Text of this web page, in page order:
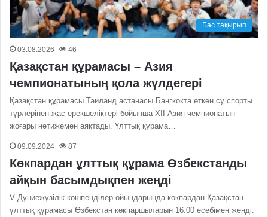
Бас тақырып
03.08.2026 46
Қазақстан құрамасы – Азия
чемпионатының қола жүлдегері
Қазақстан құрамасы Таиланд астанасы Бангкокта өткен су спорты
түрлерінен жас ерекшеліктері бойынша XII Азия чемпионатын
жоғары нәтижемен аяқтады. Ұлттық құрама…
09.09.2024 87
Көкпардан ұлттық құрама Өзбекстанды
айқын басымдықпен жеңді
V Дүниежүзілік көшпенділер ойындарында көкпардан Қазақстан
ұлттық құрамасы Өзбекстан көкпаршыларын 16:00 есебімен жеңді.